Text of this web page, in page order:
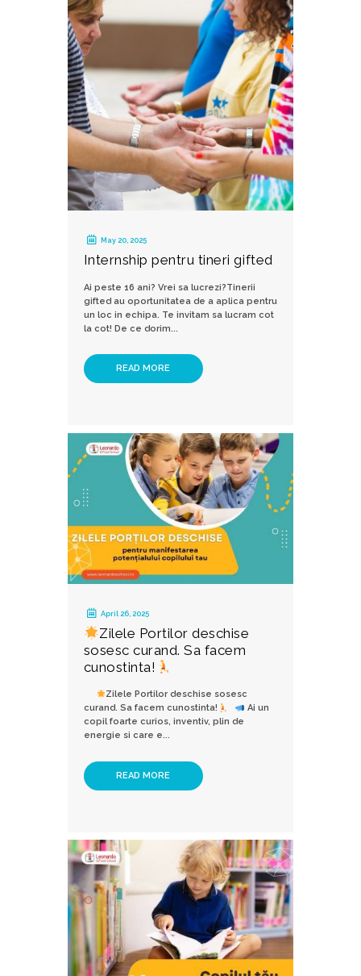
May 20, 2025
Internship pentru tineri gifted
Ai peste 16 ani? Vrei sa lucrezi?Tinerii
gifted au oportunitatea de a aplica pentru
un loc in echipa. Te invitam sa lucram cot
la cot! De ce dorim...
READ MORE
April 26, 2025
Zilele Portilor deschise
sosesc curand. Sa facem
cunostinta!
Zilele Portilor deschise sosesc
curand. Sa facem cunostinta!
Ai un
copil foarte curios, inventiv, plin de
energie si care e...
READ MORE